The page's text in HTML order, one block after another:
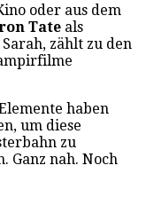
oder aus dem
Tate als
zählt zu den
haben
um diese
zu
Ganz nah. Noch